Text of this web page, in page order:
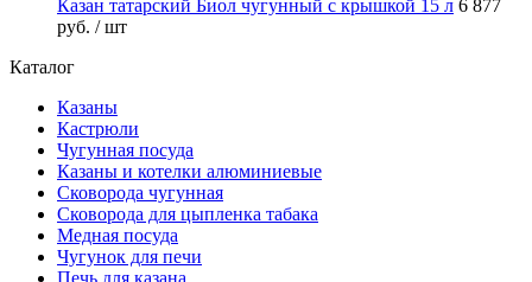
Казан татарский Биол чугунный с крышкой 15 л 6 877
руб. / шт
Каталог
Казаны
Кастрюли
Чугунная посуда
Казаны и котелки алюминиевые
Сковорода чугунная
Сковорода для цыпленка табака
Медная посуда
Чугунок для печи